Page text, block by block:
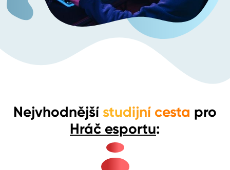
Nejvhodnější studijní cesta pro
Hráč esportu: